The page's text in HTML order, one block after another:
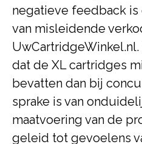
negatieve feedback
van misleidende
UwCartridgeWinkel.nl.
dat de XL cartridges
bevatten dan bij
sprake is van
maatvoering van de
geleid tot gevoelens